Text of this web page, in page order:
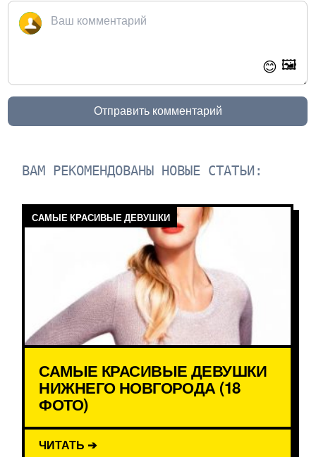
😊 🖼️
Отправить комментарий
ВАМ РЕКОМЕНДОВАНЫ НОВЫЕ СТАТЬИ:
САМЫЕ КРАСИВЫЕ ДЕВУШКИ
САМЫЕ КРАСИВЫЕ ДЕВУШКИ
НИЖНЕГО НОВГОРОДА (18
ФОТО)
ЧИТАТЬ ➔